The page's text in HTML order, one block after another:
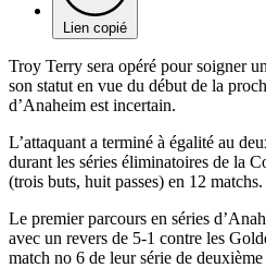
Lien copié
Troy Terry sera opéré pour soigner
son statut en vue du début de la
d’Anaheim est incertain.
L’attaquant a terminé à égalité au
durant les séries éliminatoires de la
(trois buts, huit passes) en 12 matchs.
Le premier parcours en séries
avec un revers de 5-1 contre les
match no 6 de leur série de